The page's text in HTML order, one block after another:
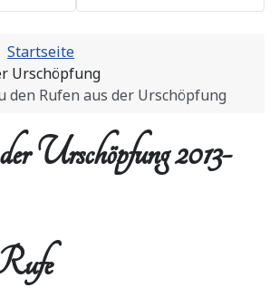
Startseite
Urschöpfung
den Rufen aus der Urschöpfung
Urschöpfung 2013-